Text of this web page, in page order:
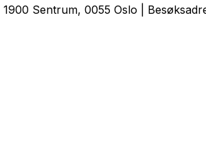
1900 Sentrum, 0055 Oslo |